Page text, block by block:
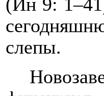
(Ин 9:
слепы.